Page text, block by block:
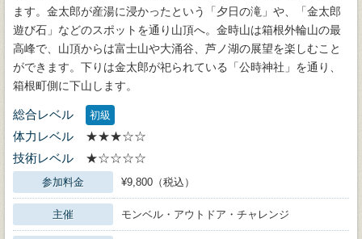
ます。金太郎が産湯に浸かったという「夕日の滝」や、「金太郎
遊び石」などのスポットを通り山頂へ。金時山は箱根外輪山の最
高峰で、山頂からは富士山や大涌谷、芦ノ湖の展望を楽しむこと
ができます。下りは金太郎が祀られている「公時神社」を通り、
箱根町側に下山します。
総合レベル 初級
体力レベル
★★★☆☆
技術レベル
★☆☆☆☆
参加料金 ¥9,800（税込）
主催 モンベル・アウトドア・チャレンジ